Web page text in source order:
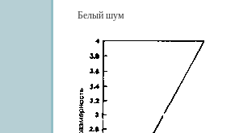
Белый шум